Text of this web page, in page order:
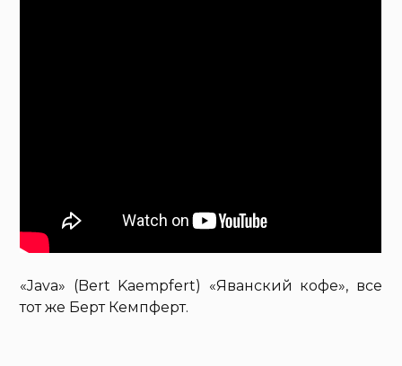
«Java» (Bert Kaempfert) «Яванский кофе», все
тот же Берт Кемпферт.